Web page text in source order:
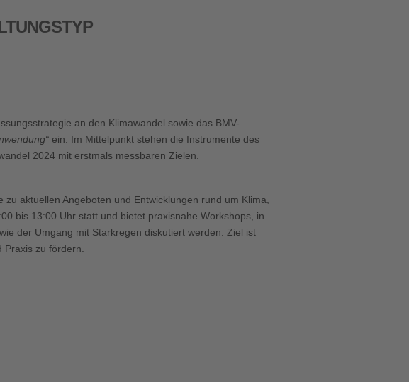
an den Klimawandel sowie das BMV-
ein. Im Mittelpunkt stehen die Instrumente des
2024 mit erstmals messbaren Zielen.
aktuellen Angeboten und Entwicklungen rund um Klima,
bis 13:00 Uhr statt und bietet praxisnahe Workshops, in
der Umgang mit Starkregen diskutiert werden. Ziel ist
zu fördern.